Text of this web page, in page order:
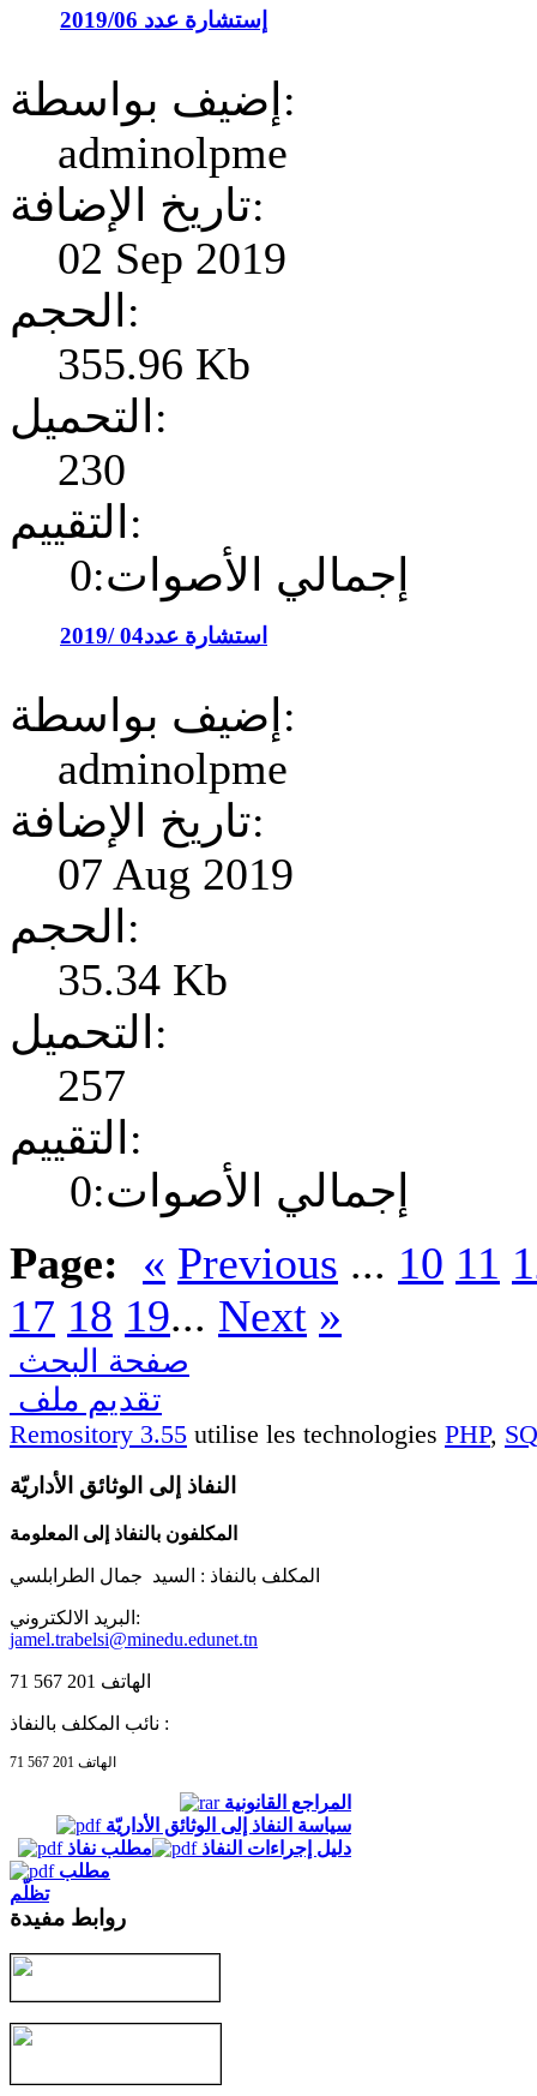
إستشارة عدد 2019/06
إضيف بواسطة:
adminolpme
تاريخ الإضافة:
02 Sep 2019
الحجم:
355.96 Kb
التحميل:
230
التقييم:
إجمالي الأصوات:0
استشارة عدد04 /2019
إضيف بواسطة:
adminolpme
تاريخ الإضافة:
07 Aug 2019
الحجم:
35.34 Kb
التحميل:
257
التقييم:
إجمالي الأصوات:0
Page: « Previous ... 10 11
17 18 19... Next »
صفحة البحث
تقديم ملف
Remository 3.55 utilise les technologies PHP,
النفاذ إلى الوثائق الأداريّة
المكلفون بالنفاذ إلى المعلومة
المكلف بالنفاذ : السيد جمال الطرابلسي
البريد الالكتروني:
jamel.trabelsi@minedu.edunet.tn
نائب المكلف بالنفاذ :
المراجع القانونية
سياسة النفاذ إلى الوثائق الأداريّة
دليل إجراءات النفاذ
مطلب نفاذ
مطلب
تظلّم
روابط مفيدة